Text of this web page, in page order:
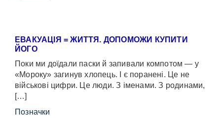
ЕВАКУАЦІЯ = ЖИТТЯ. ДОПОМОЖИ КУПИТИ
ЙОГО
Поки ми доїдали паски й запивали компотом — у
«Мороку» загинув хлопець. І є поранені. Це не
військові цифри. Це люди. З іменами. З родинами,
[…]
Позначки